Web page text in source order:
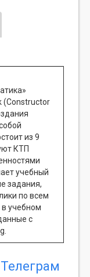
(Constructor
из 9
КТП
учебный
задания,
по всем
учебном
с